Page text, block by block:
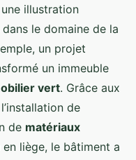
illustration
le domaine de la
un projet
un immeuble
vert. Grâce aux
de
de matériaux
en liège, le bâtiment a